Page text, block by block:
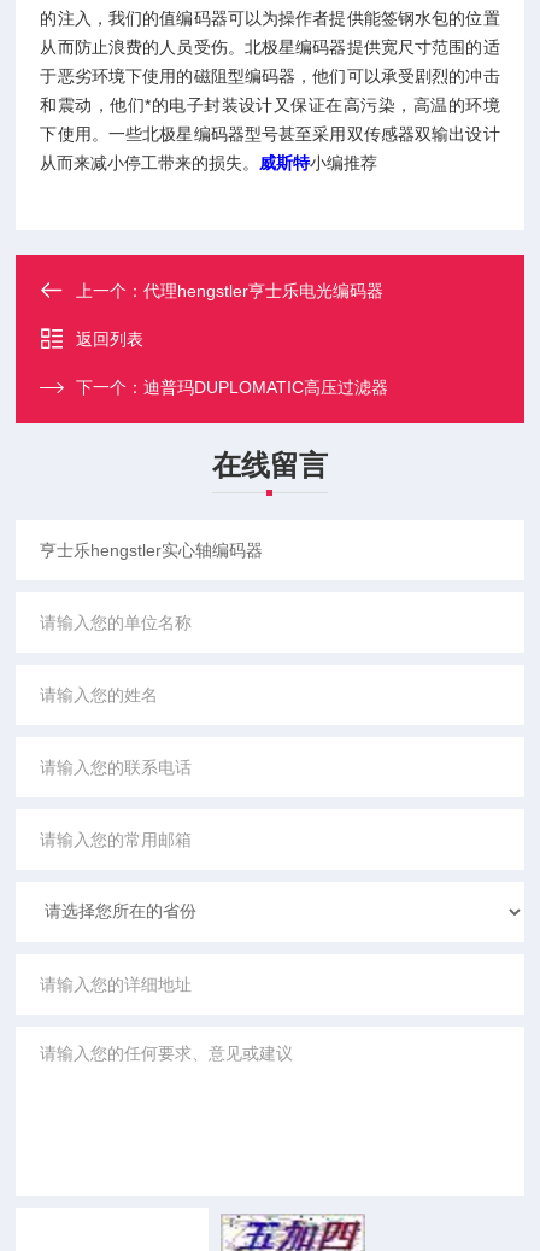
的注入，我们的值编码器可以为操作者提供能签钢水包的位置
从而防止浪费的人员受伤。北极星编码器提供宽尺寸范围的适
于恶劣环境下使用的磁阻型编码器，他们可以承受剧烈的冲击
和震动，他们*的电子封装设计又保证在高污染，高温的环境
下使用。一些北极星编码器型号甚至采用双传感器双输出设计
从而来减小停工带来的损失。 威斯特小编推荐
上一个：代理hengstler亨士乐电光编码器
返回列表
下一个：迪普玛DUPLOMATIC高压过滤器
在线留言